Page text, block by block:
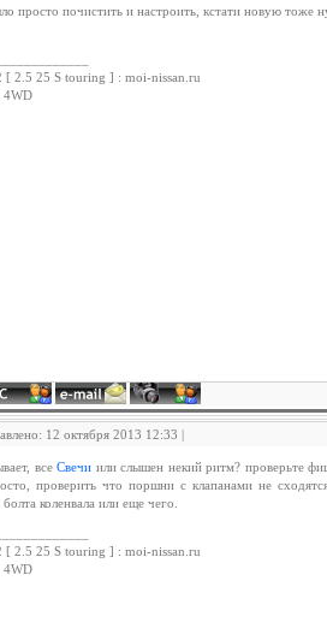
почистить и настроить, кстати новую тоже
[ 2.5 25 S touring ] : moi-nissan.ru
4WD
12 октября 2013 12:33 |
всеСвечи или слышен некий ритм? проверьте
проверить что поршни с клапанами не
коленвала или еще чего.
[ 2.5 25 S touring ] : moi-nissan.ru
4WD